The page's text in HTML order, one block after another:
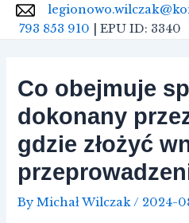
Skip
793 853 910 | EPU ID: 3340
Co obejmuje
dokonany
gdzie złożyć
ByMichał Wilczak/ 2024-
Nawigacja
wpisu